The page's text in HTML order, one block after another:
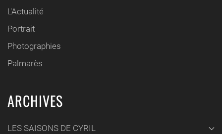
L'Actualité
Portrait
Photographies
Palmarès
ARCHIVES
LES SAISONS DE CYRIL